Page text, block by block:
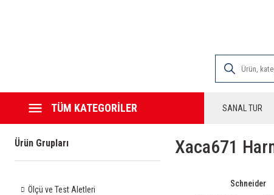
TÜM KATEGORİLER SANAL TUR
Ürün Grupları
Ölçü ve Test Aletleri
Xaca671
Schneider